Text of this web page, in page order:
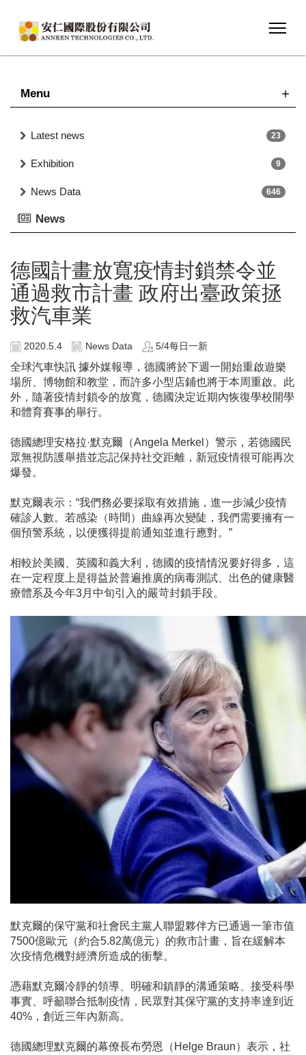
Menu
Latest news 23
Exhibition 9
News Data 646
News
德國計畫放寬疫情封鎖禁令並
通過救市計畫 政府出臺政策拯
救汽車業
2020.5.4 News Data 5/4每日一新
全球汽車快訊 據外媒報導，德國將於下週一開始重啟遊樂
場所、博物館和教堂，而許多小型店鋪也將于本周重啟。此
外，隨著疫情封鎖令的放寬，德國決定近期內恢復學校開學
和體育賽事的舉行。
德國總理安格拉·默克爾（Angela Merkel）警示，若德國民
眾無視防護舉措並忘記保持社交距離，新冠疫情很可能再次
爆發。
默克爾表示：“我們務必要採取有效措施，進一步減少疫情
確診人數。若感染（時間）曲線再次變陡，我們需要擁有一
個預警系統，以便獲得提前通知並進行應對。”
相較於美國、英國和義大利，德國的疫情情況要好得多，這
在一定程度上是得益於普遍推廣的病毒測試、出色的健康醫
療體系及今年3月中旬引入的嚴苛封鎖手段。
默克爾的保守黨和社會民主黨人聯盟夥伴方已通過一筆市值
7500億歐元（約合5.82萬億元）的救市計畫，旨在緩解本
次疫情危機對經濟所造成的衝擊。
憑藉默克爾冷靜的領導、明確和鎮靜的溝通策略、接受科學
事實、呼籲聯合抵制疫情，民眾對其保守黨的支持率達到近
40%，創近三年內新高。
德國總理默克爾的幕僚長布勞恩（Helge Braun）表示，社